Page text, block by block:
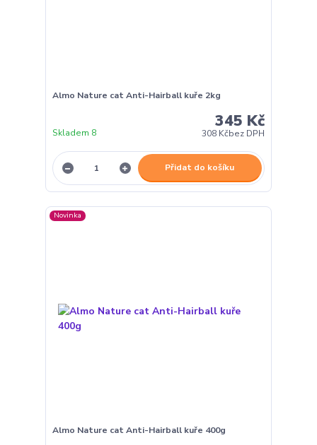
Almo Nature cat Anti-Hairball kuře 2kg
345 Kč
308 Kčbez DPH
Skladem 8
Přidat do košíku
Novinka
Almo Nature cat Anti-Hairball kuře 400g